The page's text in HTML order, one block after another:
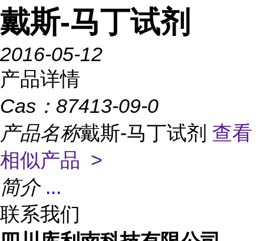
戴斯-马丁试剂
2016-05-12
产品详情
Cas： 87413-09-0
产品名称戴斯-马丁试剂 查看
相似产品 >
简介 ...
联系我们